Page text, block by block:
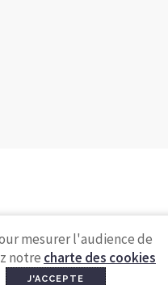
mesurer l'audience de
notre charte des cookies
J'ACCEPTE